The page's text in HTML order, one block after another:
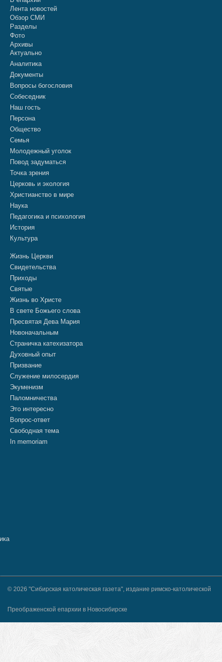
Лента новостей
Обзор СМИ
Разделы
Фото
Архивы
Актуально
Аналитика
Документы
Вопросы богословия
Собеседник
Наш гость
Персона
Общество
Семья
Молодежный уголок
Повод задуматься
Точка зрения
Церковь и экология
Христианство в мире
Наука
Педагогика и психология
История
Культура
Жизнь Церкви
Свидетельства
Приходы
Святые
Жизнь во Христе
В свете Божьего слова
Пресвятая Дева Мария
Новоначальным
Страничка катехизатора
Духовный опыт
Призвание
Служение милосердия
Экуменизм
Паломничества
Это интересно
Вопрос-ответ
Свободная тема
In memoriam
© 2026 "Сибирская католическая газета", издание римско-католической
Преображенской епархии в Новосибирске